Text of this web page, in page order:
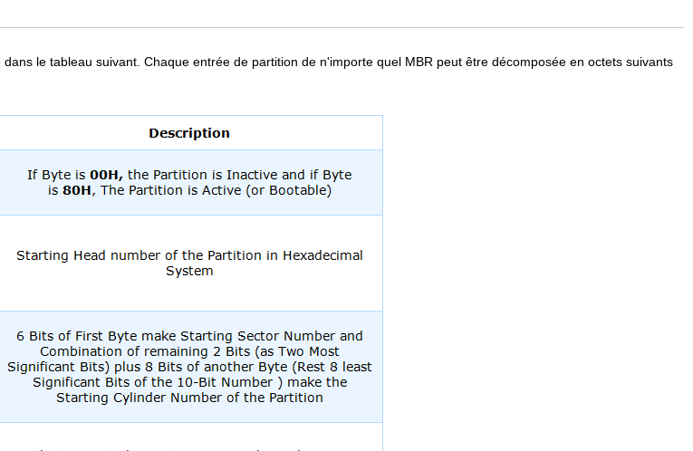
le tableau suivant. Chaque entrée de partition de n'importe quel MBR peut être décomposée en octets suivants